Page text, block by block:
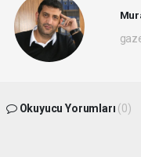
Okuyucu Yorumları (0)